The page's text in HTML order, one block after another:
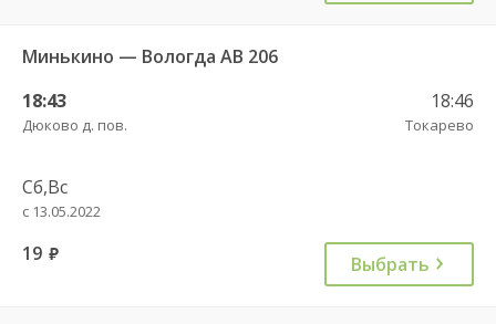
Минькино — Вологда АВ 206
18:43
Дюково д. пов.
18:46
Токарево
Сб,Вс
с 13.05.2022
19 руб. Выбрать